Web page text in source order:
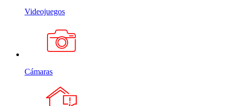
Videojuegos
Cámaras